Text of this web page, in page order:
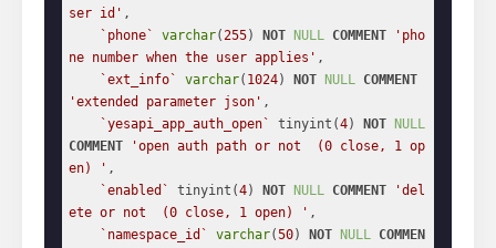
ser id' ,
`phone`
varchar(255) NOT NULL COMMENT
'pho
ne number when the user applies' ,
`ext_info`
varchar( 1024) NOT NULL COMMENT
'extended parameter json' ,
`yesapi_app_auth_open`
tinyint(4) NOT
NULL
COMMENT
'open auth path or not  (0 close, 1 op
en) ' ,
`enabled`
tinyint(4) NOT NULL COMMENT
'del
ete or not  (0 close, 1 open) ' ,
`namespace_id`
varchar(50) NOT NULL COMMEN